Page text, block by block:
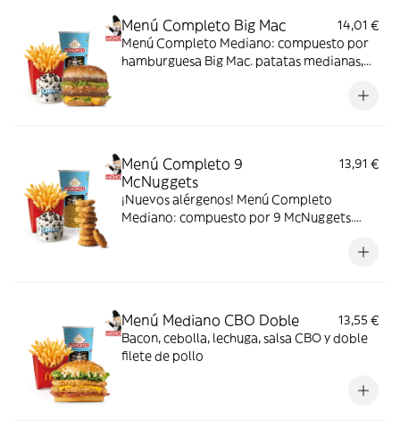
Menú Completo Big Mac
14,01 €
Menú Completo Mediano: compuesto por
hamburguesa Big Mac. patatas medianas,
Menú Completo 9
McNuggets
13,91 €
¡Nuevos alérgenos! Menú Completo
Mediano: compuesto por 9 McNuggets.
Menú Mediano CBO Doble
13,55 €
Bacon, cebolla, lechuga, salsa CBO y doble
filete de pollo